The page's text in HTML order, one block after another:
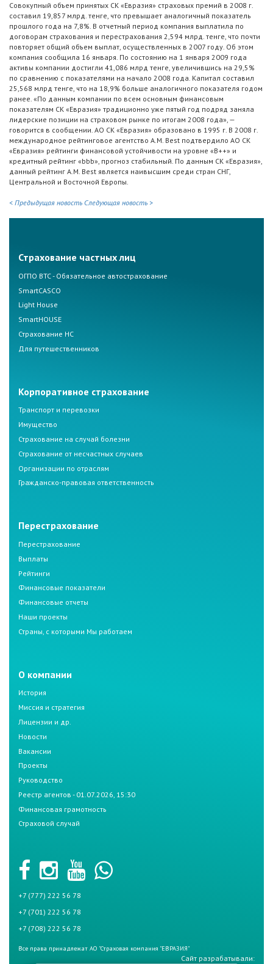
Совокупный объем принятых СК «Евразия» страховых премий в 2008 г.
составил 19,857 млрд. тенге, что превышает аналогичный показатель
прошлого года на 7,8%. В отчетный период компания выплатила по
договорам страхования и перестрахования 2,594 млрд. тенге, что почти
повторяет общий объем выплат, осуществленных в 2007 году. Об этом
компания сообщила 16 января. По состоянию на 1 января 2009 года
активы компании достигли 41,086 млрд тенге, увеличившись на 29,5%
по сравнению с показателями на начало 2008 года. Капитал составил
25,568 млрд тенге, что на 18,9% больше аналогичного показателя годом
ранее. «По данным компании по всем основным финансовым
показателям СК «Евразия» традиционно уже пятый год подряд заняла
лидерские позиции на страховом рынке по итогам 2008 года», —
говорится в сообщении. АО СК «Евразия» образовано в 1995 г. В 2008 г.
международное рейтинговое агентство A.M. Best подтвердило АО СК
«Евразия» рейтинги финансовой устойчивости на уровне «B++» и
кредитный рейтинг «bbb», прогноз стабильный. По данным СК «Евразия»,
данный рейтинг A.M. Best является наивысшим среди стран СНГ,
Центральной и Восточной Европы.
< Предыдущая новость Следующая новость >
Страхование частных лиц
ОГПО ВТС - Обязательное автострахование
SmartCASCO
Light House
SmartHOUSE
Страхование НС
Для путешественников
Корпоративное страхование
Транспорт и перевозки
Имущество
Страхование на случай болезни
Страхование от несчастных случаев
Организации по отраслям
Гражданско-правовая ответственность
Перестрахование
Перестрахование
Выплаты
Рейтинги
Финансовые показатели
Финансовые отчеты
Наши проекты
Страны, с которыми Мы работаем
О компании
История
Миссия и стратегия
Лицензии и др.
Новости
Вакансии
Проекты
Руководство
Реестр агентов - 01.07.2026, 15:30
Финансовая грамотность
Страховой случай
+7 (777) 222 56 78
+7 (701) 222 56 78
+7 (708) 222 56 78
Все права принадлежат АО "Страховая компания "ЕВРАЗИЯ"
Сайт разрабатывали: